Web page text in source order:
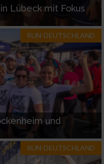
Lübeck mit Fokus
RUN-DEUTSCHLAND
und
RUN-DEUTSCHLAND